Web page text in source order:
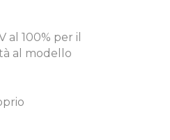
100% per il
al modello